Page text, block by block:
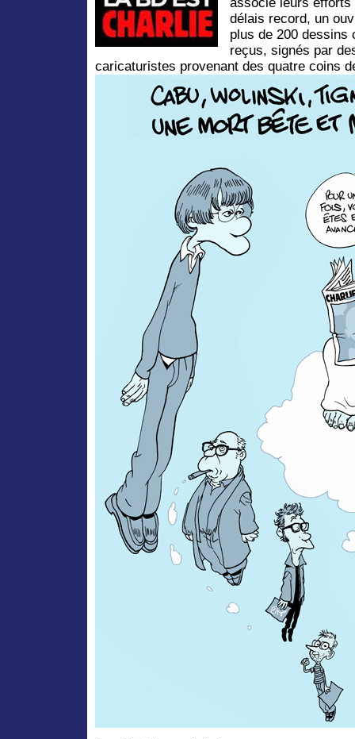
délais record, un
plus de 200 dessins
reçus, signés par
caricaturistes provenant des quatre coins